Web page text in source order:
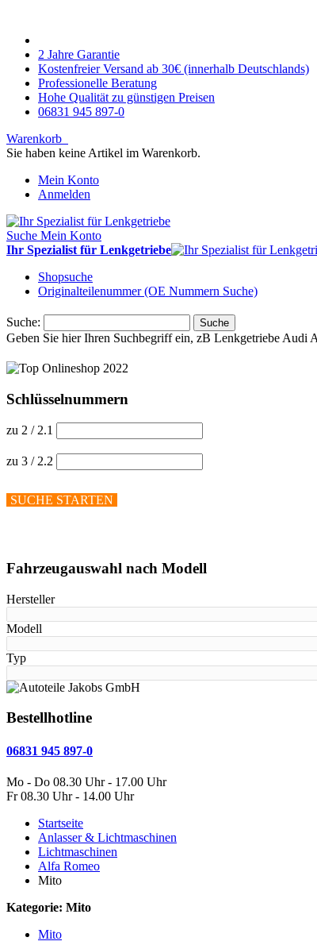
2 Jahre Garantie
Kostenfreier Versand ab 30€ (innerhalb Deutschlands)
Professionelle Beratung
Hohe Qualität zu günstigen Preisen
06831 945 897-0
Warenkorb
Sie haben keine Artikel im Warenkorb.
Mein Konto
Anmelden
Suche Mein Konto
Ihr Spezialist für Lenkgetriebe
Shopsuche
Originalteilenummer (OE Nummern Suche)
Suche: Suche
Geben Sie hier Ihren Suchbegriff ein, zB Lenkgetriebe Audi
Schlüsselnummern
zu 2 / 2.1
zu 3 / 2.2
SUCHE STARTEN
Fahrzeugauswahl nach Modell
Hersteller
Modell
Typ
Bestellhotline
06831 945 897-0
Mo - Do 08.30 Uhr - 17.00 Uhr
Fr 08.30 Uhr - 14.00 Uhr
Startseite
Anlasser & Lichtmaschinen
Lichtmaschinen
Alfa Romeo
Mito
Kategorie: Mito
Mito